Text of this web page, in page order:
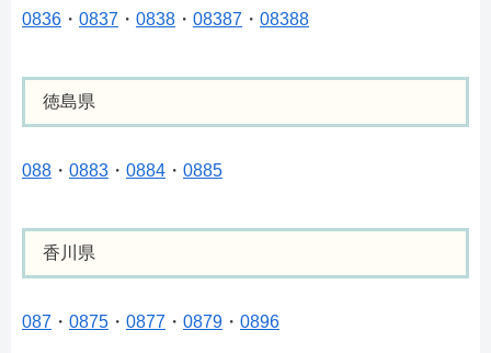
0836 ・ 0837 ・ 0838 ・ 08387 ・ 08388
徳島県
088 ・ 0883 ・ 0884 ・ 0885
香川県
087 ・ 0875 ・ 0877 ・ 0879 ・ 0896